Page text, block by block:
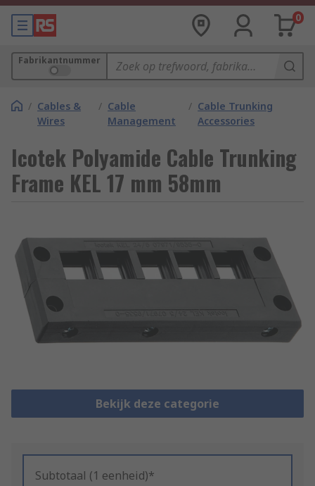
0
Fabrikantnummer
/ Cables &
Wires
/ Cable
Management
/ Cable Trunking
Accessories
Icotek Polyamide Cable Trunking
Frame KEL 17 mm 58mm
Bekijk deze categorie
Subtotaal (1 eenheid)*